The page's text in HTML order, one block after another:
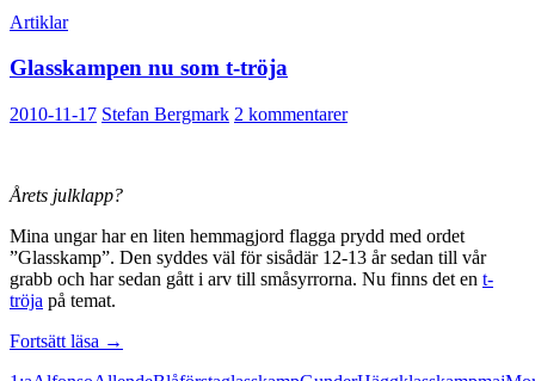
Artiklar
Glasskampen nu som t-tröja
2010-11-17 Stefan Bergmark 2 kommentarer
Årets julklapp?
Mina ungar har en liten hemmagjord flagga prydd med ordet
”Glasskamp”. Den syddes väl för sisådär 12-13 år sedan till vår
grabb och har sedan gått i arv till småsyrrorna. Nu finns det en t-
tröja på temat.
Fortsätt läsa Glasskampen
→